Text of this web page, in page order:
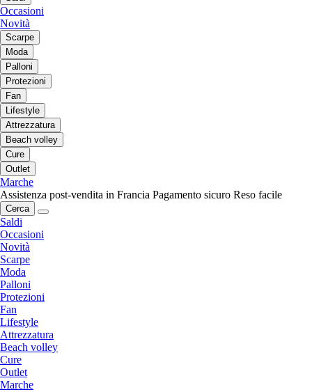
Occasioni
Novità
Scarpe
Moda
Palloni
Protezioni
Fan
Lifestyle
Attrezzatura
Beach volley
Cure
Outlet
Marche
Assistenza post-vendita in Francia Pagamento sicuro Reso facile
Cerca
Saldi
Occasioni
Novità
Scarpe
Moda
Palloni
Protezioni
Fan
Lifestyle
Attrezzatura
Beach volley
Cure
Outlet
Marche